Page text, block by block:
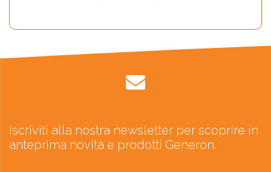
Iscriviti alla nostra newsletter per scoprire in
anteprima novità e prodotti Generon.